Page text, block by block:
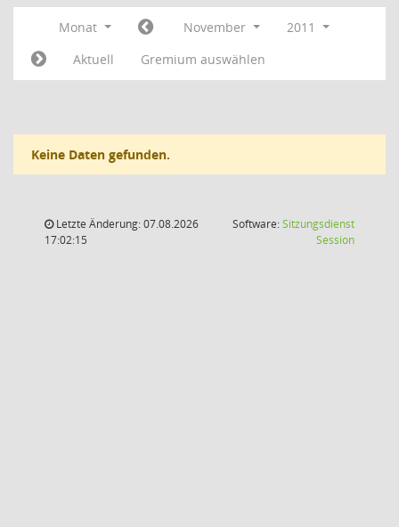
Monat November
2011
Aktuell
Gremium auswählen
Keine Daten gefunden.
Letzte Änderung: 07.08.2026
17:02:15
Software:Sitzungsdienst
Session(Wird in